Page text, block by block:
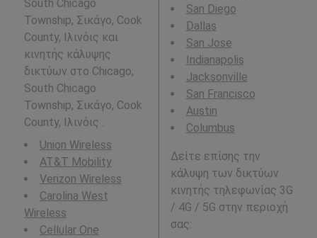
South Chicago
Township, Σικάγο, Cook
County, Ιλινόις και
κινητής κάλυψης
δικτύων στο Chicago,
South Chicago
Township, Σικάγο, Cook
County, Ιλινόις .
Union Wireless
AT&T Mobility
Verizon Wireless
Carolina West
Wireless
Cellular One
San Diego
Dallas
San Jose
Indianapolis
Jacksonville
San Francisco
Austin
Columbus
Δείτε επίσης την
κάλυψη των δικτύων
κινητής τηλεφωνίας 3G
/ 4G / 5G στην περιοχή
σας: